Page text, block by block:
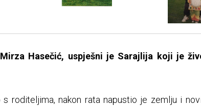
Hasečić, uspješni je Sarajlija koji je
roditeljima, nakon rata napustio je zemlju i